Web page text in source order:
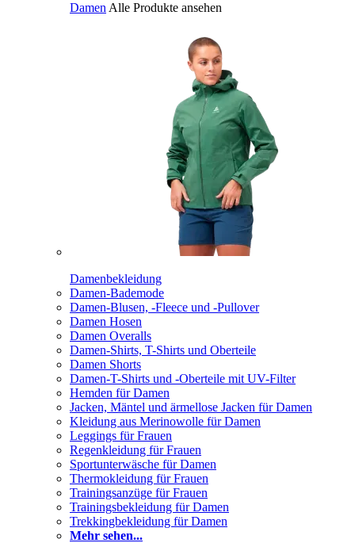
Damen Alle Produkte ansehen
Damenbekleidung
Damen-Bademode
Damen-Blusen, -Fleece und -Pullover
Damen Hosen
Damen Overalls
Damen-Shirts, T-Shirts und Oberteile
Damen Shorts
Damen-T-Shirts und -Oberteile mit UV-Filter
Hemden für Damen
Jacken, Mäntel und ärmellose Jacken für Damen
Kleidung aus Merinowolle für Damen
Leggings für Frauen
Regenkleidung für Frauen
Sportunterwäsche für Damen
Thermokleidung für Frauen
Trainingsanzüge für Frauen
Trainingsbekleidung für Damen
Trekkingbekleidung für Damen
Mehr sehen...